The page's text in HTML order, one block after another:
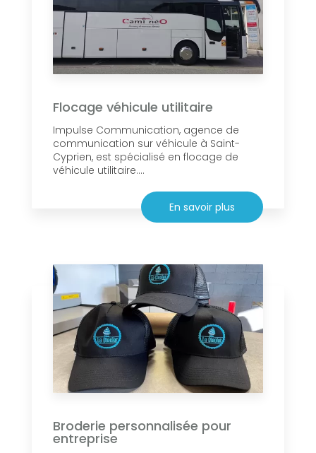
Flocage véhicule utilitaire
Impulse Communication, agence de
communication sur véhicule à Saint-
Cyprien, est spécialisé en flocage de
véhicule utilitaire....
En savoir plus
Broderie personnalisée pour
entreprise